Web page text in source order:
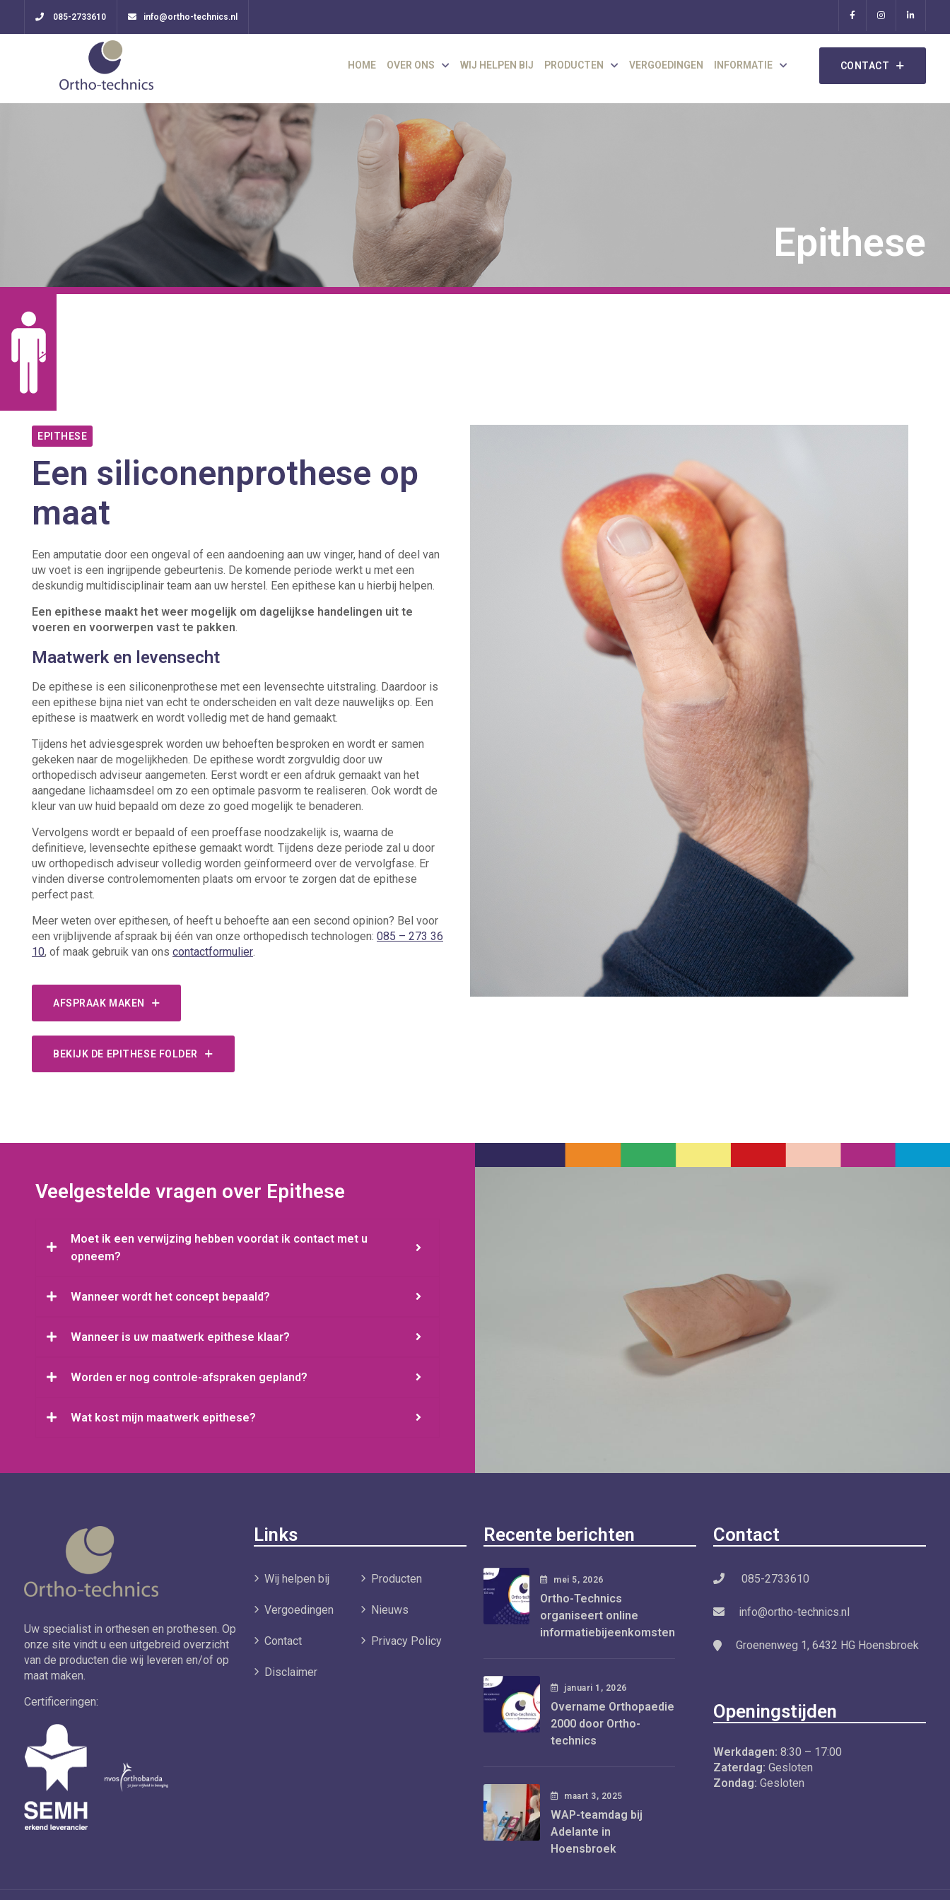
085-2733610 info@ortho-technics.nl
HOME OVER ONS WIJ HELPEN BIJ PRODUCTEN VERGOEDINGEN INFORMATIE CONTACT
Epithese
EPITHESE
Een siliconenprothese op
maat
Een amputatie door een ongeval of een aandoening aan uw vinger, hand of deel van
uw voet is een ingrijpende gebeurtenis. De komende periode werkt u met een
deskundig multidisciplinair team aan uw herstel. Een epithese kan u hierbij helpen.
Een epithese maakt het weer mogelijk om dagelijkse handelingen uit te
voeren en voorwerpen vast te pakken
Maatwerk en levensecht
De epithese is een siliconenprothese met een levensechte uitstraling. Daardoor is
een epithese bijna niet van echt te onderscheiden en valt deze nauwelijks op. Een
epithese is maatwerk en wordt volledig met de hand gemaakt.
Tijdens het adviesgesprek worden uw behoeften besproken en wordt er samen
gekeken naar de mogelijkheden. De epithese wordt zorgvuldig door uw
orthopedisch adviseur aangemeten. Eerst wordt er een afdruk gemaakt van het
aangedane lichaamsdeel om zo een optimale pasvorm te realiseren. Ook wordt de
kleur van uw huid bepaald om deze zo goed mogelijk te benaderen.
Vervolgens wordt er bepaald of een proeffase noodzakelijk is, waarna de
definitieve, levensechte epithese gemaakt wordt. Tijdens deze periode zal u door
uw orthopedisch adviseur volledig worden geïnformeerd over de vervolgfase. Er
vinden diverse controlemomenten plaats om ervoor te zorgen dat de epithese
perfect past.
Meer weten over epithesen, of heeft u behoefte aan een second opinion? Bel voor
een vrijblijvende afspraak bij één van onze orthopedisch technologen: 085 – 273 36
10, of maak gebruik van ons contactformulier
AFSPRAAK MAKEN
BEKIJK DE EPITHESE FOLDER
Veelgestelde vragen over Epithese
Moet ik een verwijzing hebben voordat ik contact met u
opneem?
Wanneer wordt het concept bepaald?
Wanneer is uw maatwerk epithese klaar?
Worden er nog controle-afspraken gepland?
Wat kost mijn maatwerk epithese?
Uw specialist in orthesen en prothesen. Op
onze site vindt u een uitgebreid overzicht
van de producten die wij leveren en/of op
maat maken.
Certificeringen:
Links
Wij helpen bij Producten
Vergoedingen Nieuws
Contact Privacy Policy
Disclaimer
Recente berichten
mei 5, 2026
Ortho-Technics
organiseert online
informatiebijeenkomsten
januari 1 , 2026
Overname Orthopaedie
2000 door Ortho-
technics
maart 3, 2025
WAP-teamdag bij
Adelante in
Hoensbroek
Contact
085-2733610
info@ortho-technics.nl
Groenenweg 1, 6432 HG Hoensbroek
Openingstijden
Werkdagen: 8:30 – 17:00
Zaterdag: Gesloten
Zondag: Gesloten